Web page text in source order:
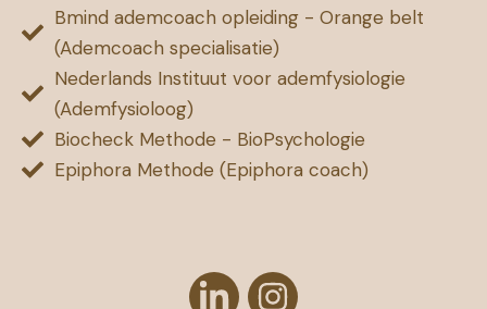
Bmind ademcoach opleiding - Orange belt
(Ademcoach specialisatie)
Nederlands Instituut voor ademfysiologie
(Ademfysioloog)
Biocheck Methode - BioPsychologie
Epiphora Methode (Epiphora coach)